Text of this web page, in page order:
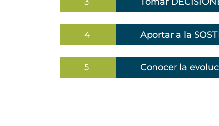
4 Aportar a la
5 Conocer la